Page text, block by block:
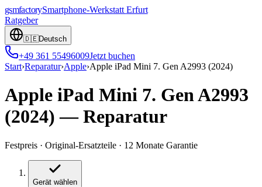
gsmfactorySmartphone-Werkstatt Erfurt
Ratgeber
🇩🇪Deutsch
+49 361 55496009Jetzt buchen
Start›Reparatur›Apple›Apple iPad Mini 7. Gen A2993 (2024)
Apple iPad Mini 7. Gen A2993
(2024) —Reparatur
Festpreis · Original-Ersatzteile · 12 Monate Garantie
Gerät wählen